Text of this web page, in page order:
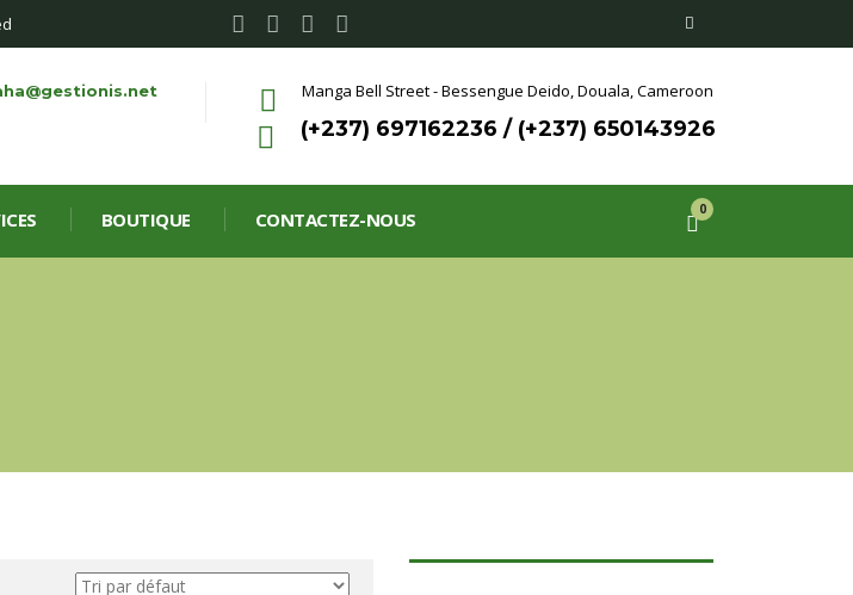
Manga Bell Street - Bessengue Deido,Douala, Cameroon
(+237) 697162236 / (+237) 650143926
BOUTIQUE CONTACTEZ-NOUS 0